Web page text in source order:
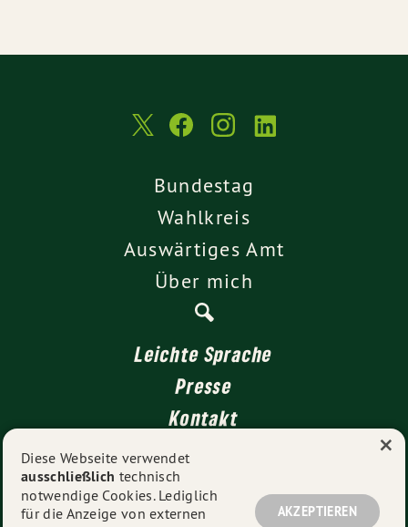
Bundestag
Wahlkreis
Auswärtiges Amt
Über mich
Leichte Sprache
Presse
Kontakt
Impressum
Datenschutz
Diese Webseite verwendet
ausschließlich technisch
notwendige Cookies. Lediglich
für die Anzeige von externen
AKZEPTIEREN
×